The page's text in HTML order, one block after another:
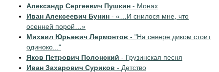
Александр Сергеевич Пушкин - Монах
Иван Алексеевич Бунин - «…И снилося мне, что
осенней порой…»
Михаил Юрьевич Лермонтов - "На севере диком стоит
одиноко..."
Яков Петрович Полонский - Грузинская песня
Иван Захарович Суриков - Детство